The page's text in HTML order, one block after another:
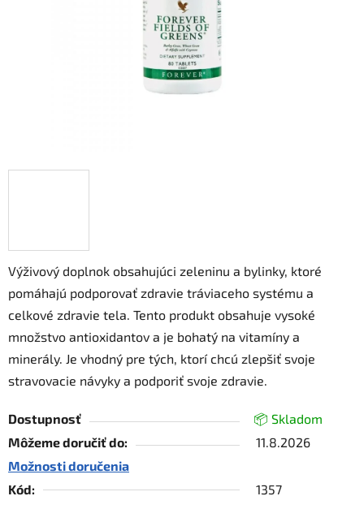
Výživový doplnok obsahujúci zeleninu a bylinky, ktoré
pomáhajú podporovať zdravie tráviaceho systému a
celkové zdravie tela. Tento produkt obsahuje vysoké
množstvo antioxidantov a je bohatý na vitamíny a
minerály. Je vhodný pre tých, ktorí chcú zlepšiť svoje
stravovacie návyky a podporiť svoje zdravie.
Dostupnosť
📦 Skladom
Môžeme doručiť do:
11.8.2026
Možnosti doručenia
Kód:
1357